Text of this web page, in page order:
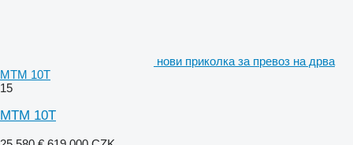
нови приколка за превоз на дрва
MTM 10T
15
MTM 10T